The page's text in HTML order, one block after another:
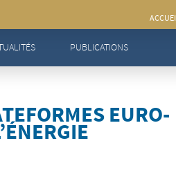
PUBLICATIONS
pour l’énergie
EURO-